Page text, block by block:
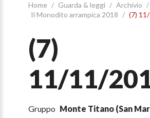
Home / Guarda & leggi / Archivio /
Il Monodito arrampica 2018 / (7)
(7)
11/11/
Gruppo Monte Titano (San